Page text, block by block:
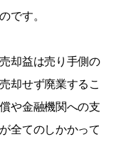
です。
却益は売り手側の
却せず廃業するこ
や金融機関への支
全てのしかかって